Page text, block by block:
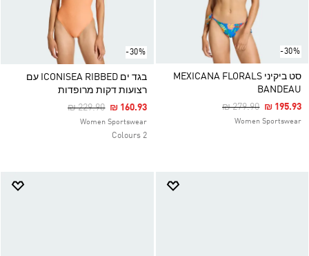
-30%
סט ביקיני MEXICANA FLORALS
BANDEAU
Price Reduced From
₪ 279.90To₪ 195.93
Women Sportswear
-30%
בגד ים ICONISEA RIBBED עם
רצועות דקות מרופדות
Price Reduced From
₪ 229.90To₪ 160.93
Women Sportswear
2 Colours